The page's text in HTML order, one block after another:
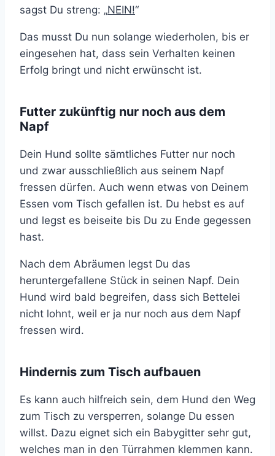
sagst Du streng: „NEIN!“
Das musst Du nun solange wiederholen, bis er
eingesehen hat, dass sein Verhalten keinen
Erfolg bringt und nicht erwünscht ist.
Futter zukünftig nur noch aus dem
Napf
Dein Hund sollte sämtliches Futter nur noch
und zwar ausschließlich aus seinem Napf
fressen dürfen. Auch wenn etwas von Deinem
Essen vom Tisch gefallen ist. Du hebst es auf
und legst es beiseite bis Du zu Ende gegessen
hast.
Nach dem Abräumen legst Du das
heruntergefallene Stück in seinen Napf. Dein
Hund wird bald begreifen, dass sich Bettelei
nicht lohnt, weil er ja nur noch aus dem Napf
fressen wird.
Hindernis zum Tisch aufbauen
Es kann auch hilfreich sein, dem Hund den Weg
zum Tisch zu versperren, solange Du essen
willst. Dazu eignet sich ein Babygitter sehr gut,
welches man in den Türrahmen klemmen kann.